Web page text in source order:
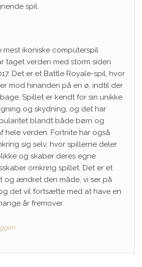
spil.
mest ikoniske computerspil
taget verden med storm siden
Det er et Battle Royale-spil, hvor
mod hinanden på en ø, indtil der
Spillet er kendt for sin unikke
og skydning, og det har
blandt både børn og
hele verden. Fortnite har også
sig selv, hvor spillerne deler
og skaber deres egne
omkring spillet. Det er et
og ændret den måde, vi ser på
det vil fortsætte med at have en
år fremover.